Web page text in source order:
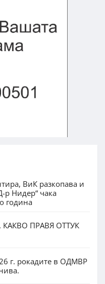
ВиК разкопава и
р Нидер“ чака
година
КАКВО ПРАВЯ ОТТУК
г. рокадите в ОДМВР